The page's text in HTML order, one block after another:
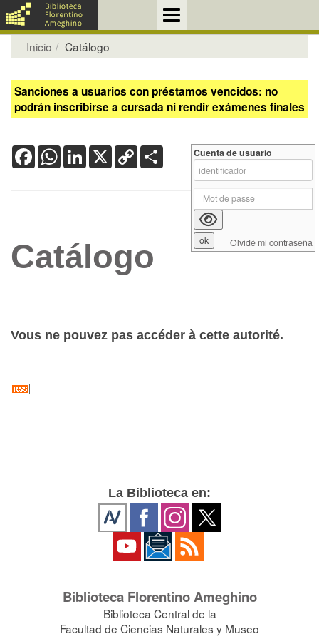
Inicio Catálogo
Sanciones a usuarios con préstamos vencidos: no
podrán inscribirse a cursada ni rendir exámenes finales
FacebookWhatsApp
LinkedIn
X Copy
Link
Catálogo
Vous ne pouvez pas accéder à cette autorité.
Cuenta de usuario
Olvidé mi contraseña
La Biblioteca en:
Biblioteca Florentino Ameghino
Biblioteca Central de la
Facultad de Ciencias Naturales y Museo